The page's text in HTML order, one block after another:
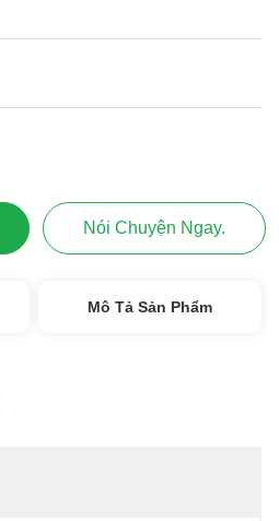
Nói Chuyện Ngay.
Mô Tả Sản Phẩm